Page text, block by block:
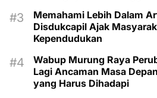
Memahami Lebih Dalam
Disdukcapil Ajak
Kependudukan
Wabup Murung Raya
Lagi Ancaman Masa
yang Harus Dihadapi